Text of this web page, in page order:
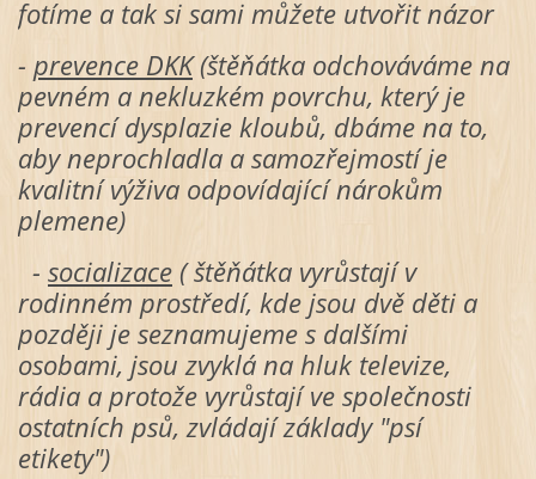
fotíme a tak si sami můžete utvořit názor
- prevence DKK(štěňátka odchováváme na
pevném a nekluzkém povrchu, který je
prevencí dysplazie kloubů, dbáme na to,
aby neprochladla a samozřejmostí je
kvalitní výživa odpovídající nárokům
plemene)
- socializace( štěňátka vyrůstají v
rodinném prostředí, kde jsou dvě děti a
později je seznamujeme s dalšími
osobami, jsou zvyklá na hluk televize,
rádia a protože vyrůstají ve společnosti
ostatních psů, zvládají základy "psí
etikety")